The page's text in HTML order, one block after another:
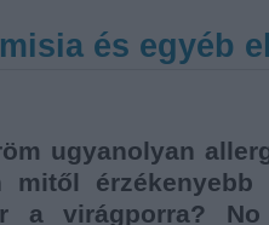
és egyéb
ugyanolyan
mitől
a virágporra?